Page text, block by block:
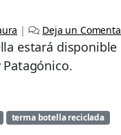
| Deja un
estará disponible
Patagónico.
terma botella reciclada